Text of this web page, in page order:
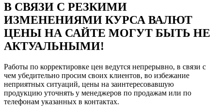
В СВЯЗИ С РЕЗКИМИ
ИЗМЕНЕНИЯМИ КУРСА ВАЛЮТ
ЦЕНЫ НА САЙТЕ МОГУТ БЫТЬ НЕ
АКТУАЛЬНЫМИ!
Работы по корректировке цен ведутся непрерывно, в связи с
чем убедительно просим своих клиентов, во избежание
неприятных ситуаций, цены на заинтересовавшую
продукцию уточнять у менеджеров по продажам или по
телефонам указанных в контактах.